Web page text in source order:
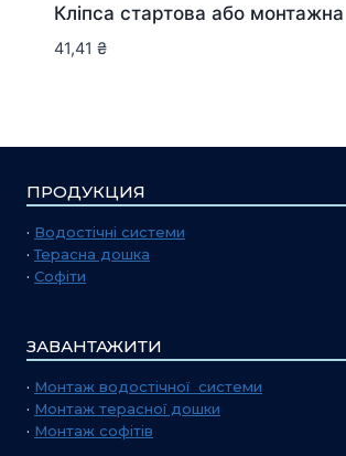
Кліпса стартова або монтажна
41,41 ₴
ПРОДУКЦИЯ
· Водостічні системи
·Терасна дошка
· Софіти
ЗАВАНТАЖИТИ
· Монтаж водостічної системи
· Монтаж терасної дошки
· Монтаж софітів